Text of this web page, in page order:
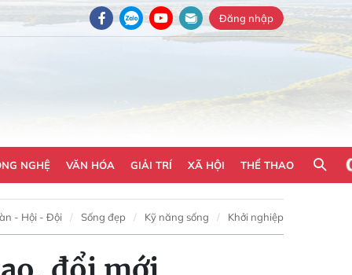
Đăng nhập
NGHỆ VĂN HÓA GIẢI TRÍ XÃ HỘI THỂ THAO
- Hội - Đội Sống đẹp Kỹ năng sống Khởi nghiệp